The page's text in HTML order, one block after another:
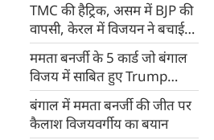
TMC की हैट्रिक, असम में BJP की
वापसी, केरल में विजयन ने बचाई
कुर्सी, तमिलनाडु में सत्ता DMK के
हाथ; पुडुचेरी में NDA जीता
ममता बनर्जी के 5 कार्ड जो बंगाल
विजय में साबित हुए Trump
Cards
बंगाल में ममता बनर्जी की जीत पर
कैलाश विजयवर्गीय का बयान